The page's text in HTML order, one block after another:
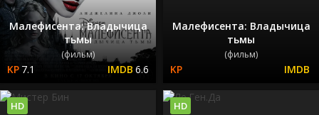
Малефисента: Владычица
тьмы
(фильм)
7.1 6.6
Малефисента: Владычица
тьмы
(фильм)
HD HD